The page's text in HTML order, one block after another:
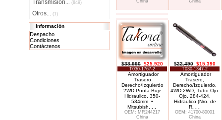
Transmisión... (849)
Otros... (1)
Información
Despacho
Condiciones
Contáctenos
China
China
$38.990 $25.920
T030-1767-2
Amortiguador
Trasero
Derecho/Izquierdo
2WD Punta-Buje
Hidraulico, 350-
534mm. •
Mitsubish
OEM: MR244217
China
$22.490 $15.390
T030-1347-2
Amortiguador
Trasero,
Derecho/Izquierdo,
4WD-2WD, Tubo Ojo-
Ojo, 284-424,
Hidraulico (Nro. de
R. . .
OEM: 41700-80001
China